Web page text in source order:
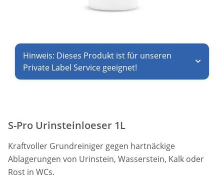
Hinweis: Dieses Produkt ist für unseren
Private Label Service geeignet!
S-Pro Urinsteinloeser 1L
Kraftvoller Grundreiniger gegen hartnäckige
Ablagerungen von Urinstein, Wasserstein, Kalk oder
Rost in WCs.